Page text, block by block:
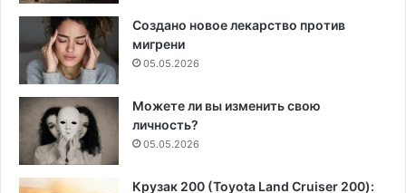
Создано новое лекарство против
мигрени
05.05.2026
Можете ли вы изменить свою
личность?
05.05.2026
Крузак 200 (Toyota Land Cruiser 200):